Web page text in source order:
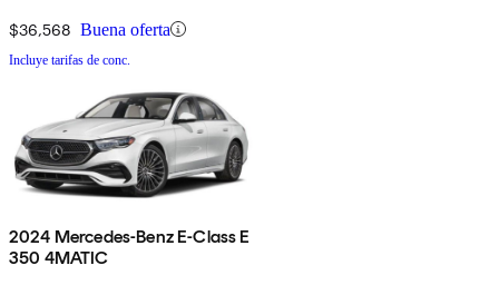
$36,568 Buena oferta
Incluye tarifas de conc.
2024 Mercedes-Benz E-Class E
350 4MATIC